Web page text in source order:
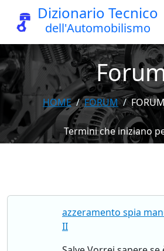
Dizionario Tecnico
dell'Automobilismo
HOME FORUM
Termini che iniziano
azzeramento spia
II